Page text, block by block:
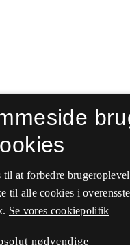
at forbedre
til alle cookies i
Se vores cookiepolitik
nødvendige